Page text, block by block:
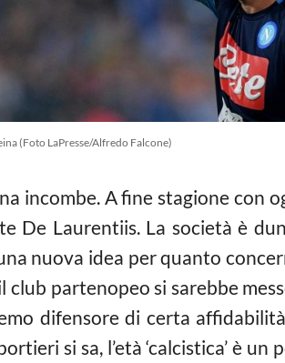
(Foto LaPresse/Alfredo Falcone)
incombe. A fine stagione con
De Laurentiis. La società è
nuova idea per quanto
partenopeo si sarebbe
difensore di certa
si sa, l’età ‘calcistica’ è